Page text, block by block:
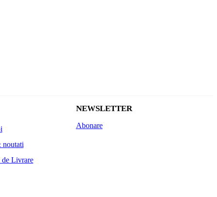
noutati
Livrare
NEWSLETTER
Abonare